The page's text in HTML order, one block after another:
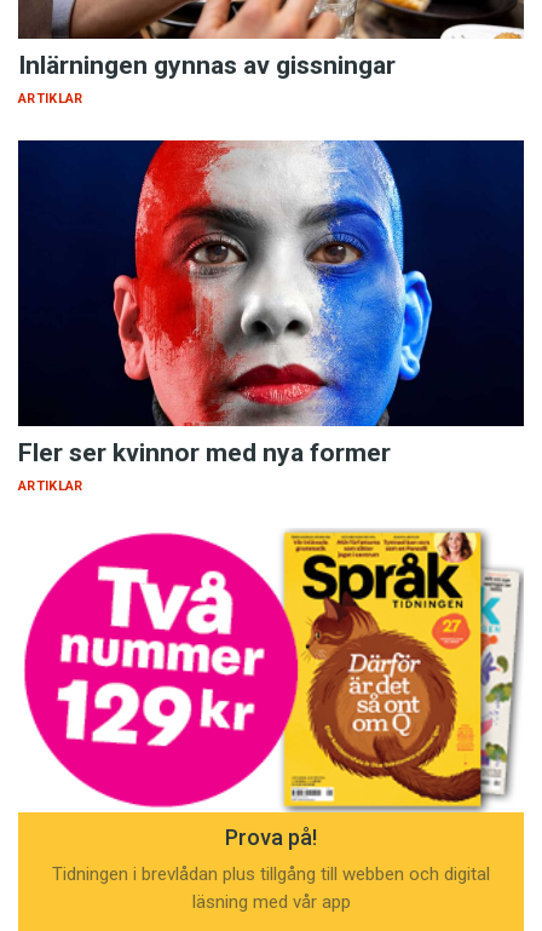
Inlärningen gynnas av gissningar
ARTIKLAR
Fler ser kvinnor med nya former
ARTIKLAR
Prova på!
Tidningen i brevlådan plus tillgång till webben och digital
läsning med vår app